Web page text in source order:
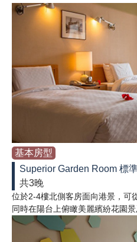
基本房型
Superior Garden Room 標
共3晚
位於2-4樓北側客房面向港景，可
同時在陽台上俯瞰美麗繽紛花園景